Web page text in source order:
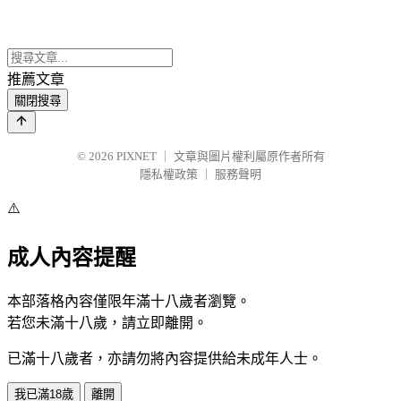
推薦文章
關閉搜尋
© 2026 PIXNET
文章與圖片權利屬原作者所有
隱私權政策
服務聲明
⚠️
成人內容提醒
本部落格內容僅限年滿十八歲者瀏覽。
若您未滿十八歲，請立即離開。
已滿十八歲者，亦請勿將內容提供給未成年人士。
我已滿18歲 離開